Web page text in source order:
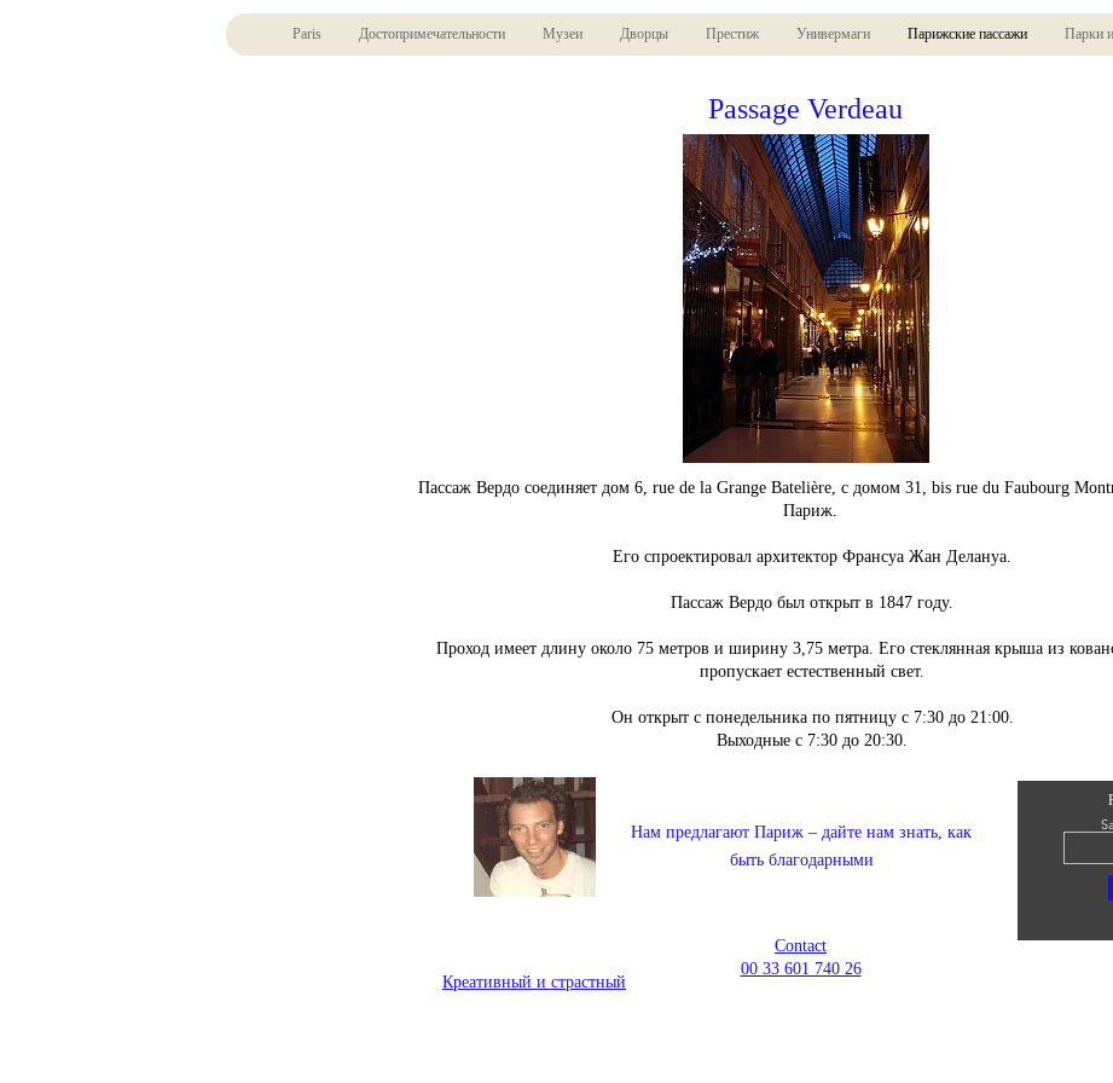
Paris Достопримечательности Музеи Дворцы Престиж Универмаги Парижские пассажи Парки
Passage Verdeau
Пассаж Вердо соединяет дом 6, rue de la Grange Batelière, с домом 31, bis rue du Faubourg
Париж.
Его спроектировал архитектор Франсуа Жан Делануа.
Пассаж Вердо был открыт в 1847 году.
Проход имеет длину около 75 метров и ширину 3,75 метра. Его стеклянная крыша из
пропускает естественный свет.
Он открыт с понедельника по пятницу с 7:30 до 21:00.
Выходные с 7:30 до 20:30.
Нам предлагают Париж – дайте нам знать, как
быть благодарными
Креативный и страстный
Contact
00 33 601 740 26